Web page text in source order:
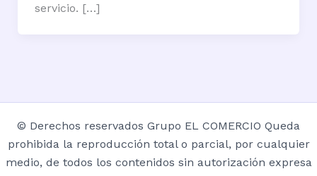
servicio. […]
© Derechos reservados Grupo EL COMERCIO Queda
prohibida la reproducción total o parcial, por cualquier
medio, de todos los contenidos sin autorización expresa